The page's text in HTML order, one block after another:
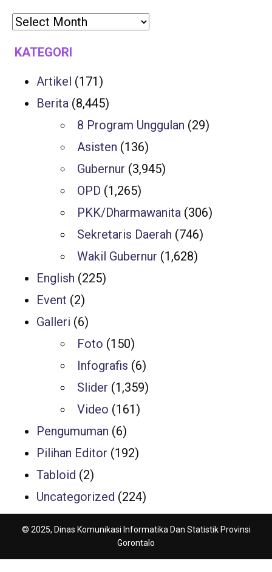
KATEGORI
Artikel (171)
Berita (8,445)
8 Program Unggulan (29)
Asisten (136)
Gubernur (3,945)
OPD (1,265)
PKK/Dharmawanita (306)
Sekretaris Daerah (746)
Wakil Gubernur (1,628)
English (225)
Event (2)
Galleri (6)
Foto (150)
Infografis (6)
Slider (1,359)
Video (161)
Pengumuman (6)
Pilihan Editor (192)
Tabloid (2)
Uncategorized (224)
© 2025, Dinas Komunikasi Informatika Dan Statistik Provinsi
Gorontalo